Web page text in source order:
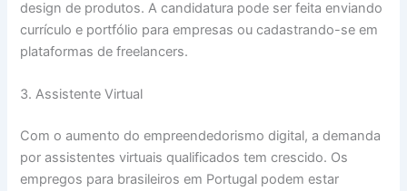
design de produtos. A candidatura pode ser feita enviando
currículo e portfólio para empresas ou cadastrando-se em
plataformas de freelancers.
3. Assistente Virtual
Com o aumento do empreendedorismo digital, a demanda
por assistentes virtuais qualificados tem crescido. Os
empregos para brasileiros em Portugal podem estar